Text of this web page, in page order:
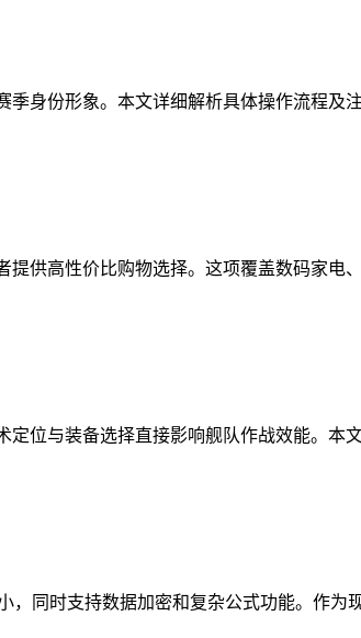
身份形象。本文详细解析具体操作流程及
供高性价比购物选择。这项覆盖数码家电
位与装备选择直接影响舰队作战效能。本
同时支持数据加密和复杂公式功能。作为